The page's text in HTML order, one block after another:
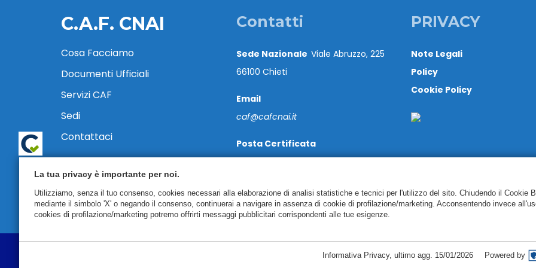
C.A.F. CNAI
Cosa Facciamo
Documenti Ufficiali
Servizi CAF
Sedi
Contattaci
Contatti
Sede Nazionale Viale Abruzzo, 225
66100 Chieti
Email
caf@cafcnai.it
Posta Certificata
Tel. 0871 540063
PRIVACY
Note Legali
Policy
Cookie Policy
Copyright CAF CNAI 2018. Tutti i diritti riservati
La tua privacy è importante per noi.
Utilizziamo, senza il tuo consenso, cookies necessari alla elaborazione di analisi statistiche e tecnici per l'utilizzo del sito. Chiudendo il Cookie
mediante il simbolo 'X' o negando il consenso, continuerai a navigare in assenza di cookie di profilazione/marketing. Acconsentendo invece
cookies di profilazione/marketing potremo offrirti messaggi pubblicitari corrispondenti alle tue esigenze.
Informativa Privacy, ultimo agg. 15/01/2026 Powered by